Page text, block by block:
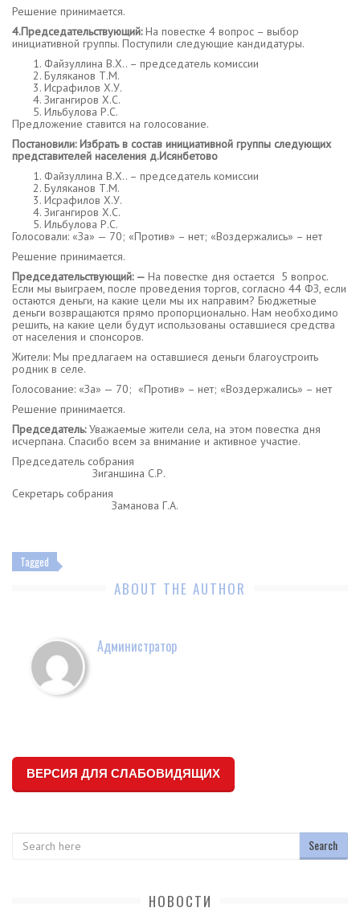
Решение принимается.
4.Председательствующий:На повестке 4 вопрос – выбор
инициативной группы. Поступили следующие кандидатуры.
Файзуллина В.Х.. – председатель комиссии
Буляканов Т.М.
Исрафилов Х.У.
Зигангиров Х.С.
Ильбулова Р.С.
Предложение ставится на голосование.
Постановили: Избрать в состав инициативной группы следующих
представителей населения д.Исянбетово
Файзуллина В.Х.. – председатель комиссии
Буляканов Т.М.
Исрафилов Х.У.
Зигангиров Х.С.
Ильбулова Р.С.
Голосовали: «За» — 70; «Против» – нет; «Воздержались» – нет
Решение принимается.
Председательствующий: — На повестке дня остается 5 вопрос.
Если мы выиграем, после проведения торгов, согласно 44 ФЗ, если
остаются деньги, на какие цели мы их направим? Бюджетные
деньги возвращаются прямо пропорционально. Нам необходимо
решить, на какие цели будут использованы оставшиеся средства
от населения и спонсоров.
Жители: Мы предлагаем на оставшиеся деньги благоустроить
родник в селе.
Голосование: «За» — 70; «Против» – нет; «Воздержались» – нет
Решение принимается.
Председатель:Уважаемые жители села, на этом повестка дня
исчерпана. Спасибо всем за внимание и активное участие.
Председатель собрания
Зиганшина С.Р.
Секретарь собрания
Заманова Г.А.
Tagged
ABOUT THE AUTHOR
Администратор
ВЕРСИЯ ДЛЯ СЛАБОВИДЯЩИХ
НОВОСТИ